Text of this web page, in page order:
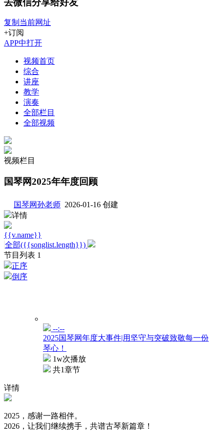
去微信分享给好友
复制当前网址
+订阅
APP中打开
视频首页
综合
讲座
教学
演奏
全部栏目
全部视频
视频栏目
国琴网2025年年度回顾
国琴网孙老师 2026-01-16 创建
详情
{{v.name}}
全部({{songlist.length}})
节目列表 1
正序
倒序
--:--
2025国琴网年度大事件|用坚守与突破致敬每一份
琴心！
1w次播放
共1章节
详情
2025，感谢一路相伴。
2026，让我们继续携手，共谱古琴新篇章！